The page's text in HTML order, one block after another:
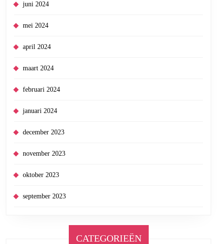
juni 2024
mei 2024
april 2024
maart 2024
februari 2024
januari 2024
december 2023
november 2023
oktober 2023
september 2023
CATEGORIEËN